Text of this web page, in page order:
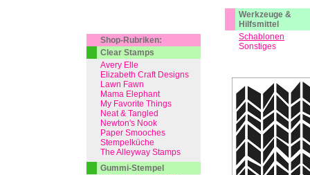
Werkzeuge &
Hilfsmittel
Schablonen
Sonstiges
Shop-Rubriken:
Clear Stamps
Avery Elle
Elizabeth Craft Designs
Lawn Fawn
Mama Elephant
My Favorite Things
Neat & Tangled
Newton's Nook
Paper Smooches
Stempelküche
The Alleyway Stamps
Gummi-Stempel